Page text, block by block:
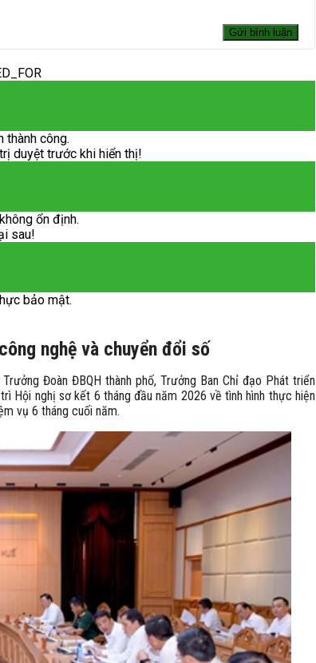
thành công.
duyệt trước khi hiển thị!
ổn định.
sau!
bảo mật.
nghệ và chuyển đổi số
Đoàn ĐBQH thành phố, Trưởng Ban Chỉ đạo Phát triển
Hội nghị sơ kết 6 tháng đầu năm 2026 về tình hình thực hiện
vụ 6 tháng cuối năm.